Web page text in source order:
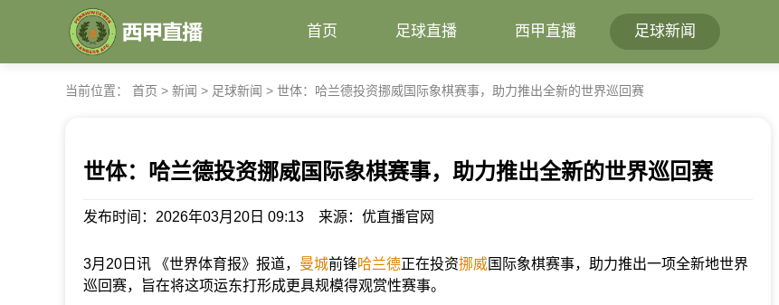
首页 足球直播 西甲直播 足球新闻
当前位置： 首页 > 新闻 > 足球新闻 > 世体：哈兰德投资挪威国际象棋赛事，助力推出全新的世界巡回赛
世体：哈兰德投资挪威国际象棋赛事，助力推出全新的世界巡回赛
发布时间：2026年03月20日 09:13 来源：优直播官网
3月20日讯 《世界体育报》报道， 曼城前锋哈兰德正在投资挪威国际象棋赛事，助力推出一项全新地世界
巡回赛，旨在将这项运东打形成更具规模得观赏性赛事。